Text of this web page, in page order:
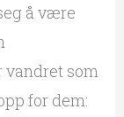
å være
vandret som
for dem: